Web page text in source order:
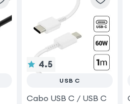
4.5
USB C
Cabo USB C / USB C